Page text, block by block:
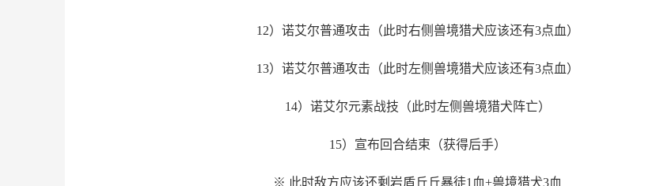
12）诺艾尔普通攻击（此时右侧兽境猎犬应该还有3点血）
13）诺艾尔普通攻击（此时左侧兽境猎犬应该还有3点血）
14）诺艾尔元素战技（此时左侧兽境猎犬阵亡）
15）宣布回合结束（获得后手）
※ 此时敌方应该还剩岩盾丘丘暴徒1血+兽境猎犬3血